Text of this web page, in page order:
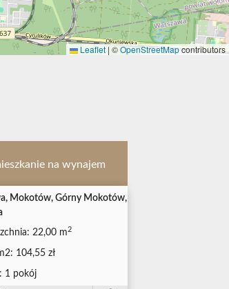
Leaflet | ©OpenStreetMapcontributors
na wynajem
Mokotów, Górny Mokotów,
22,00 m 2
104,55 zł
1 pokój